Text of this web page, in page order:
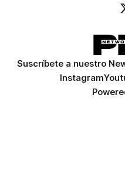
Suscríbete a nuestro
Instagram